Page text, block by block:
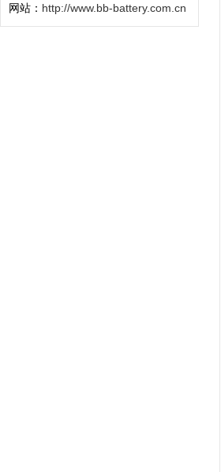
网站： http://www.bb-battery.com.cn